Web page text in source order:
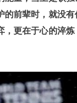
前辈时，就没
更在于心的淬